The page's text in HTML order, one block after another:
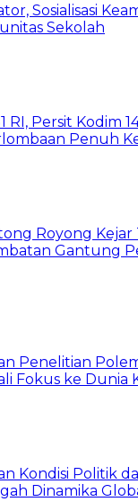
Sosialisasi
Sekolah
RI, Persit Kodim
Penuh
Royong Kejar
Gantung
Penelitian
Fokus ke Dunia
Kondisi Politik
Dinamika